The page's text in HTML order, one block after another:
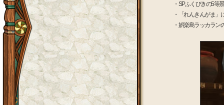
・SPふくびきの5等
・「れんきんがま
・娯楽島ラッカラ